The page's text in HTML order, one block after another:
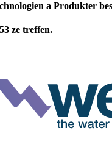
a Produkter
ze treffen.